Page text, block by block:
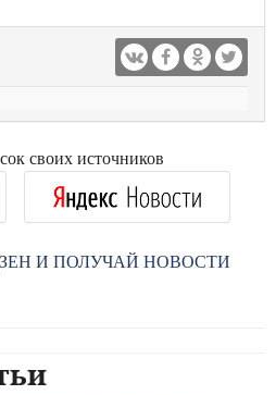
своих источников
И ПОЛУЧАЙ НОВОСТИ